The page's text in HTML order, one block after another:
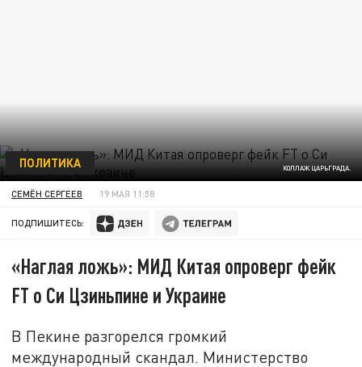
КОЛЛАЖ ЦАРЬГРАДА.
ПОЛИТИКА
СЕМЁН СЕРГЕЕВ 19 МАЯ 11:58
ПОДПИШИТЕСЬ:
«Наглая ложь»: МИД Китая опроверг фейк
FT о Си Цзиньпине и Украине
В Пекине разгорелся громкий
международный скандал. Министерство